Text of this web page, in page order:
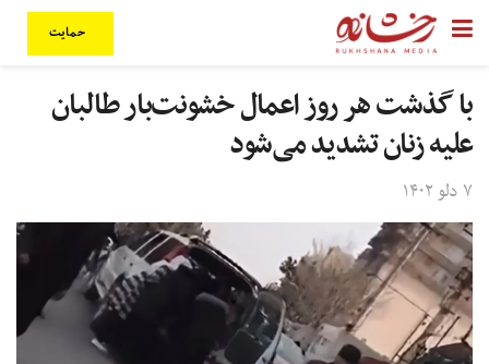
حمایت
با گذشت هر روز اعمال خشونت‌بار طالبان
علیه زنان تشدید می‌شود
۷ دلو ۱۴۰۲